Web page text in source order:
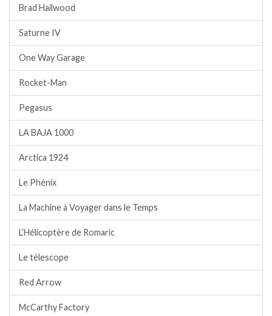
Brad Hailwood
Saturne IV
One Way Garage
Rocket-Man
Pegasus
LA BAJA 1000
Arctica 1924
Le Phénix
La Machine à Voyager dans le Temps
L’Hélicoptère de Romaric
Le télescope
Red Arrow
McCarthy Factory